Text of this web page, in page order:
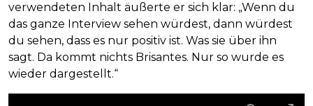
verwendeten Inhalt äußerte er sich klar: „Wenn du
das ganze Interview sehen würdest, dann würdest
du sehen, dass es nur positiv ist. Was sie über ihn
sagt. Da kommt nichts Brisantes. Nur so wurde es
wieder dargestellt.“